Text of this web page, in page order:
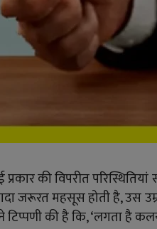
की विपरीत परिस्थितियां
जरूरत महसूस होती है, उस
टिप्पणी की है कि, ‘लगता है